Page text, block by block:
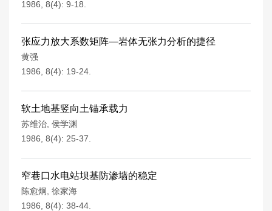
1986, 8(4): 9-18.
张应力放大系数矩阵—岩体无张力分析的捷径
黄强
1986, 8(4): 19-24.
软土地基竖向土锚承载力
苏维治 侯学渊
1986, 8(4): 25-37.
窄巷口水电站坝基防渗墙的稳定
陈愈炯 徐家海
1986, 8(4): 38-44.